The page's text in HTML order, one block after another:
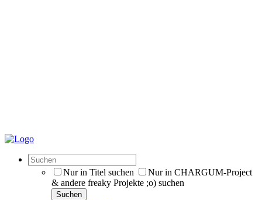
Nur in Titel suchen
Nur in CHARGUM-Project
& andere freaky Projekte ;o) suchen
Suchen